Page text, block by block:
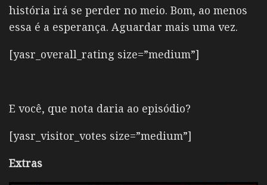
história irá se perder no meio. Bom, ao menos
essa é a esperança. Aguardar mais uma vez.
[yasr_overall_rating size=”medium”]
E você, que nota daria ao episódio?
[yasr_visitor_votes size=”medium”]
Extras